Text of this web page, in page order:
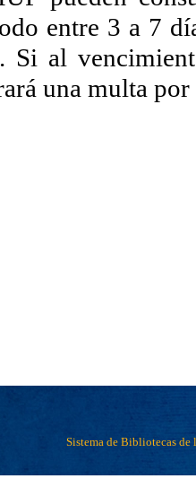
entre 3 a 7
Si al
una multa
Sistema de Bibliotecas de